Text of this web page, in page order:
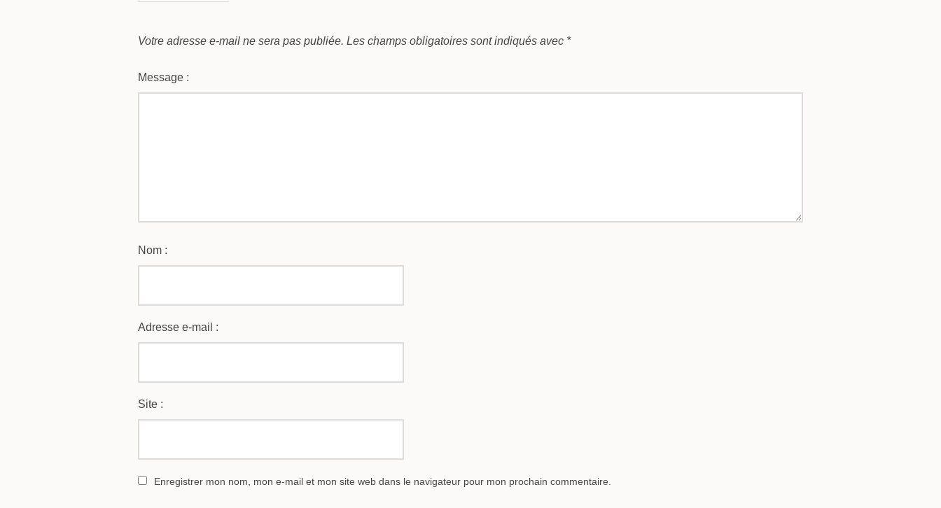
Votre adresse e-mail ne sera pas publiée. Les champs obligatoires sont indiqués avec *
Message :
Nom :
Adresse e-mail :
Site :
Enregistrer mon nom, mon e-mail et mon site web dans le navigateur pour mon prochain commentaire.